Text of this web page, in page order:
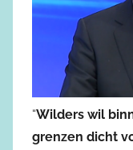
“Wilders wil
grenzen dicht